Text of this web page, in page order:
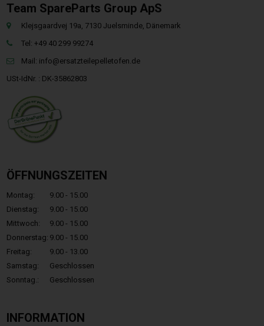
Team SpareParts Group ApS
Klejsgaardvej 19a, 7130 Juelsminde, Dänemark
Tel: +49 40 299 99274
Mail: info@ersatzteilepelletofen.de
USt-IdNr. : DK-35862803
ÖFFNUNGSZEITEN
Montag:
9.00 - 15.00
Dienstag:
9.00 - 15.00
Mittwoch:
9.00 - 15.00
Donnerstag: 9.00 - 15.00
Freitag:
9.00 - 13.00
Samstag:
Geschlossen
Sonntag.:
Geschlossen
INFORMATION